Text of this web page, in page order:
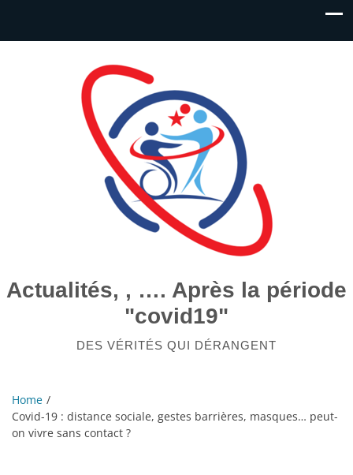
Actualités, , …. Après la période
"covid19"
DES VÉRITÉS QUI DÉRANGENT
Home
Covid-19 : distance sociale, gestes barrières, masques… peut-
on vivre sans contact ?